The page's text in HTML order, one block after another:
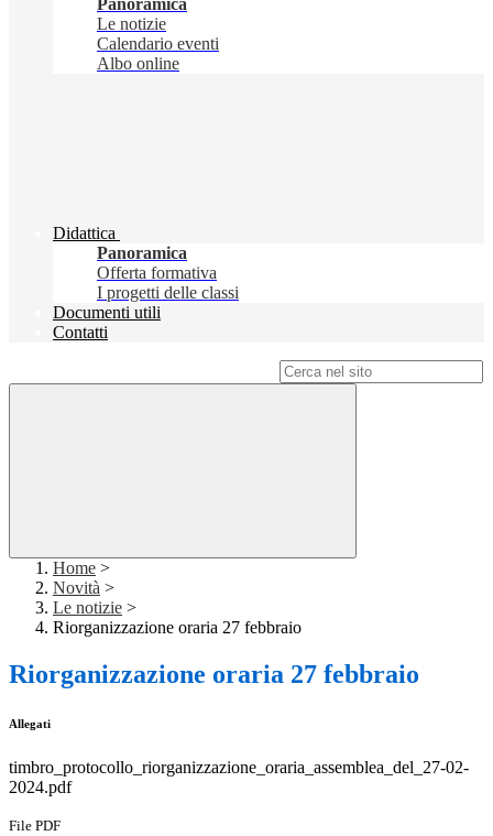
Panoramica
Le notizie
Calendario eventi
Albo online
Didattica
Panoramica
Offerta formativa
I progetti delle classi
Documenti utili
Contatti
Home >
Novità >
Le notizie >
Riorganizzazione oraria 27 febbraio
Riorganizzazione oraria 27 febbraio
Allegati
timbro_protocollo_riorganizzazione_oraria_assemblea_del_27-02-
2024.pdf
File PDF